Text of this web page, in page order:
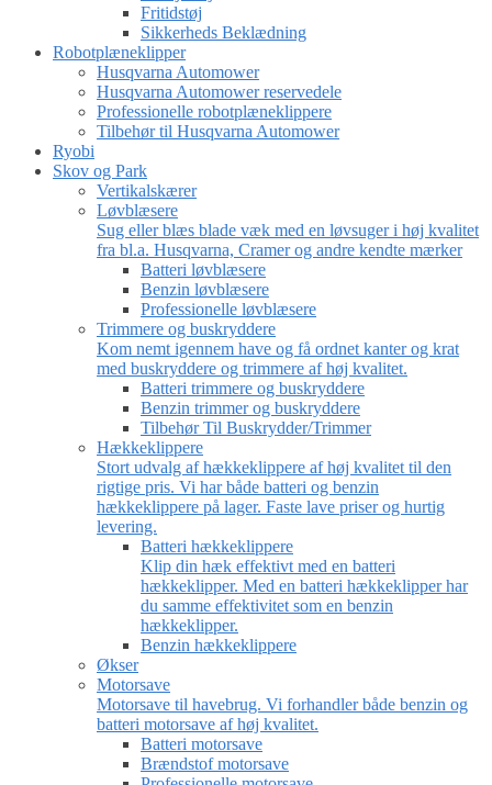
Fritidstøj
Sikkerheds Beklædning
Robotplæneklipper
Husqvarna Automower
Husqvarna Automower reservedele
Professionelle robotplæneklippere
Tilbehør til Husqvarna Automower
Ryobi
Skov og Park
Vertikalskærer
Løvblæsere
Sug eller blæs blade væk med en løvsuger i høj kvalitet
fra bl.a. Husqvarna, Cramer og andre kendte mærker
Batteri løvblæsere
Benzin løvblæsere
Professionelle løvblæsere
Trimmere og buskryddere
Kom nemt igennem have og få ordnet kanter og krat
med buskryddere og trimmere af høj kvalitet.
Batteri trimmere og buskryddere
Benzin trimmer og buskryddere
Tilbehør Til Buskrydder/Trimmer
Hækkeklippere
Stort udvalg af hækkeklippere af høj kvalitet til den
rigtige pris. Vi har både batteri og benzin
hækkeklippere på lager. Faste lave priser og hurtig
levering.
Batteri hækkeklippere
Klip din hæk effektivt med en batteri
hækkeklipper. Med en batteri hækkeklipper har
du samme effektivitet som en benzin
hækkeklipper.
Benzin hækkeklippere
Økser
Motorsave
Motorsave til havebrug. Vi forhandler både benzin og
batteri motorsave af høj kvalitet.
Batteri motorsave
Brændstof motorsave